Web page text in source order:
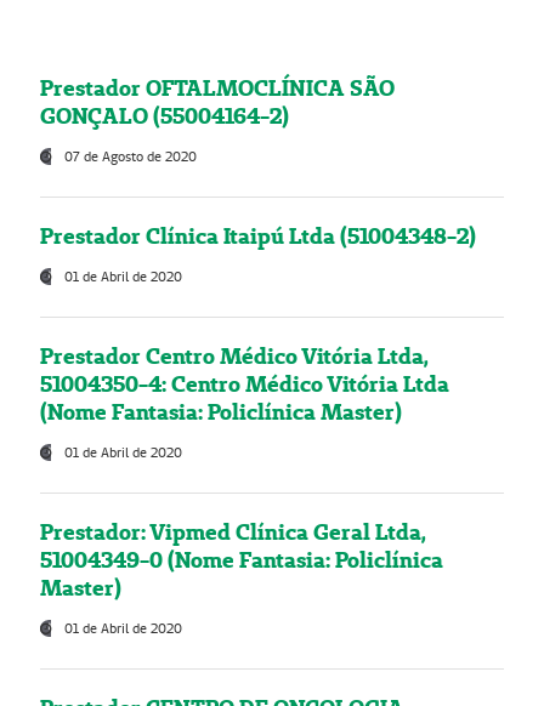
Prestador OFTALMOCLÍNICA SÃO
GONÇALO (55004164-2)
07 de Agosto de 2020
Prestador Clínica Itaipú Ltda (51004348-2)
01 de Abril de 2020
Prestador Centro Médico Vitória Ltda,
51004350-4: Centro Médico Vitória Ltda
(Nome Fantasia: Policlínica Master)
01 de Abril de 2020
Prestador: Vipmed Clínica Geral Ltda,
51004349-0 (Nome Fantasia: Policlínica
Master)
01 de Abril de 2020